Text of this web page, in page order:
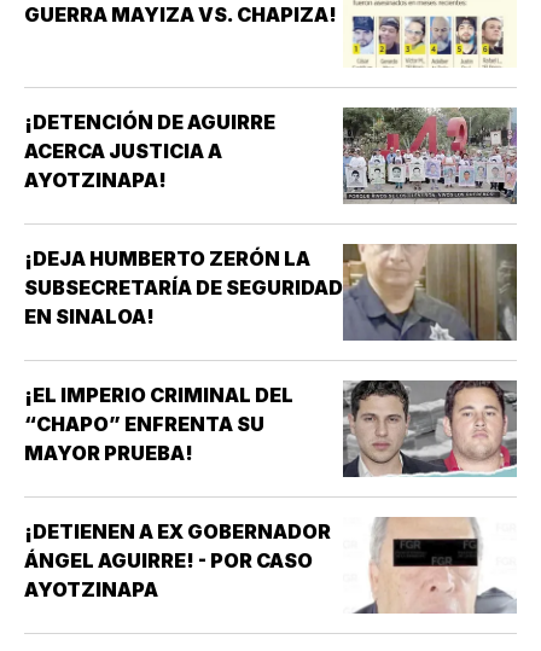
GUERRA MAYIZA VS. CHAPIZA!
¡DETENCIÓN DE AGUIRRE
ACERCA JUSTICIA A
AYOTZINAPA!
¡DEJA HUMBERTO ZERÓN LA
SUBSECRETARÍA DE SEGURIDAD
EN SINALOA!
¡EL IMPERIO CRIMINAL DEL
“CHAPO” ENFRENTA SU
MAYOR PRUEBA!
¡DETIENEN A EX GOBERNADOR
ÁNGEL AGUIRRE! - POR CASO
AYOTZINAPA